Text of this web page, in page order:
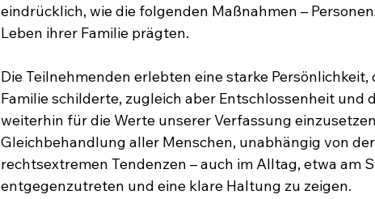
eindrücklich, wie die folgenden Maßnahmen –
Leben ihrer Familie prägten.
Die Teilnehmenden erlebten eine starke
Familie schilderte, zugleich aber Entschlossenheit und
weiterhin für die Werte unserer Verfassung
Gleichbehandlung aller Menschen, unabhängig von
rechtsextremen Tendenzen – auch im Alltag, etwa am
entgegenzutreten und eine klare Haltung zu zeigen.